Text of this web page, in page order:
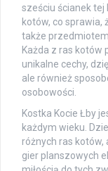
sześciu ścianek tej
kotów, co sprawia,
także
Każda z ras kotów
unikalne cechy,
ale również
osobowości.
Kostka Kocie Łby
każdym wieku.
różnych ras kotów,
gier planszowych